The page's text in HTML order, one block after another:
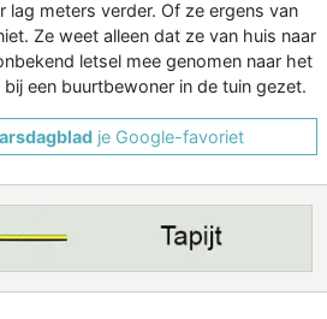
meters verder. Of ze ergens van
Ze weet alleen dat ze van huis naar
letsel mee genomen naar het
een buurtbewoner in de tuin gezet.
je Google-favoriet